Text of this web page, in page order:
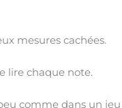
mesures cachées.
lire chaque note.
comme dans un jeu